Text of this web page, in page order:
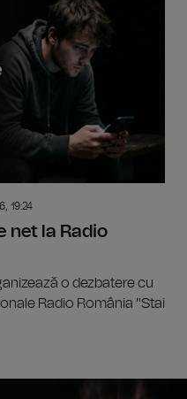
19:24
net la Radio
o dezbatere cu
Radio România "Stai